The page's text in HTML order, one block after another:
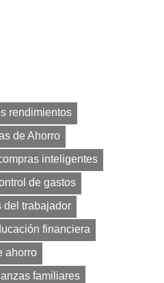
rendimientos
de Ahorro
inteligentes
de gastos
del trabajador
financiera
ahorro
familiares